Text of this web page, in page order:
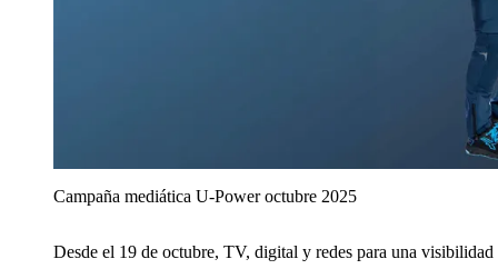
Campaña mediática U‑Power octubre 2025
Desde el 19 de octubre, TV, digital y redes para una